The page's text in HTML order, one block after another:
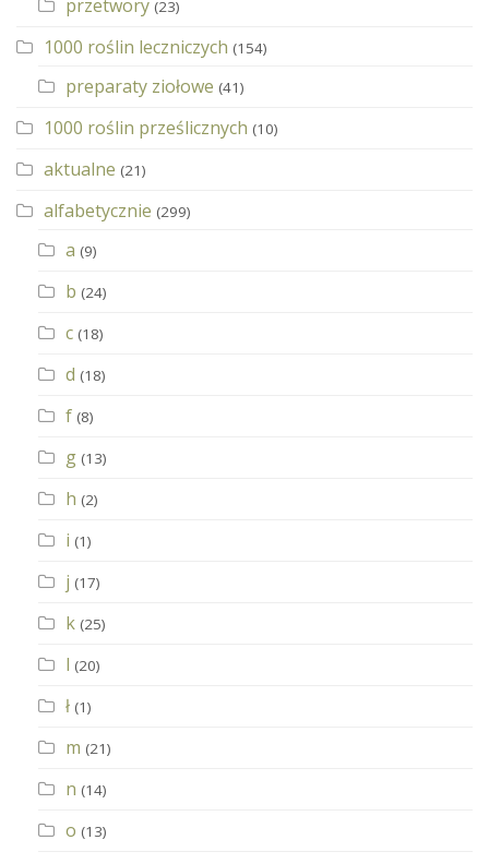
przetwory (23)
1000 roślin leczniczych (154)
preparaty ziołowe (41)
1000 roślin prześlicznych (10)
aktualne (21)
alfabetycznie (299)
a (9)
b (24)
c (18)
d (18)
f (8)
g (13)
h (2)
i (1)
j (17)
k (25)
l (20)
ł (1)
m (21)
n (14)
o (13)